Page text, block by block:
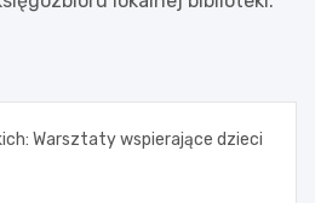
Warsztaty wspierające dzieci